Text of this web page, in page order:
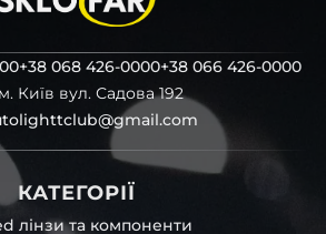
+38 068 426-0000+38 066 426-0000
м. Київ вул. Садова 192
КАТЕГОРІЇ
лінзи та компоненти